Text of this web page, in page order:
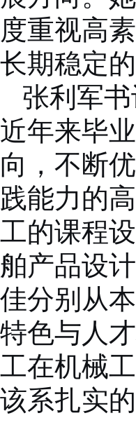
度重视高
长期稳定
张利军
近年来毕
向，不断
践能力的
工的课程
舶产品设
佳分别从
特色与人
工在机械
该系扎实